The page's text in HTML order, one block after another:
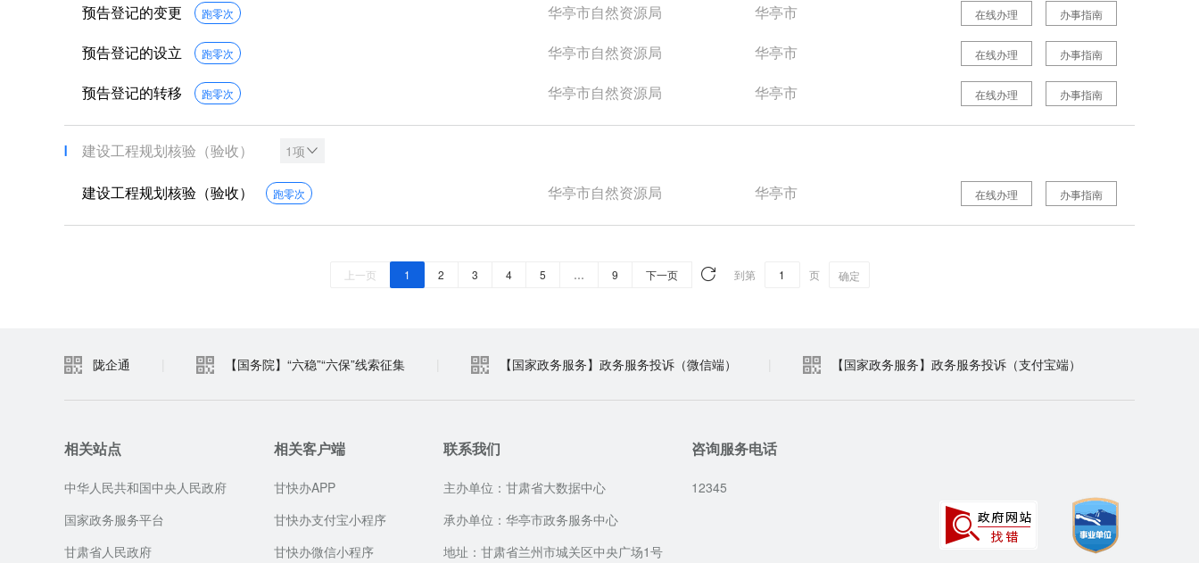
预告登记的变更 跑零次 华亭市自然资源局 华亭市 办事指南
在线办理
预告登记的设立 跑零次 华亭市自然资源局 华亭市 办事指南
在线办理
预告登记的转移 跑零次 华亭市自然资源局 华亭市 办事指南
在线办理
建设工程规划核验（验收） 1项
建设工程规划核验（验收） 跑零次 华亭市自然资源局 华亭市 办事指南
在线办理
上一页 1 2 3 4 5 … 9 下一页 到第 页 确定
陇企通 【国务院】“六稳”“六保”线索征集 【国家政务服务】政务服务投诉（微信端） 【国家政务服务】政务服务投诉（支付宝端）
相关站点
中华人民共和国中央人民政府
国家政务服务平台
甘肃省人民政府
相关客户端
甘快办APP
甘快办支付宝小程序
甘快办微信小程序
联系我们
主办单位：甘肃省大数据中心
承办单位：华亭市政务服务中心
地址：甘肃省兰州市城关区中央广场1号
咨询服务电话
12345